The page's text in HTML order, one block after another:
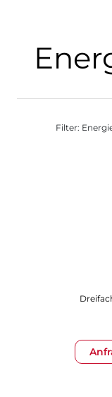
Filter: